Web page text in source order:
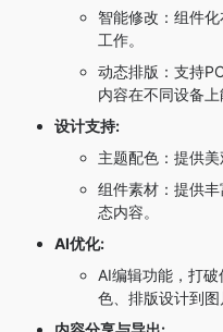
智能修改：组件
工作。
动态排版：支持
内容在不同设备上
设计支持:
主题配色：提供美
组件素材：提供
态内容。
AI优化:
AI编辑功能，打
色、排版设计到图